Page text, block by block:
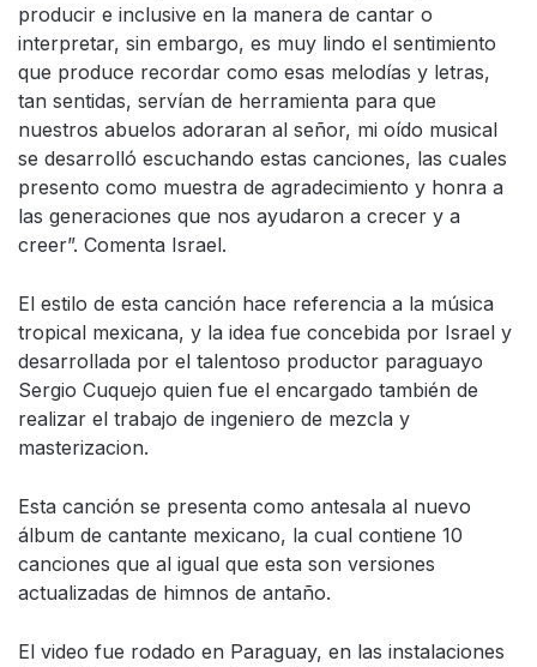
producir e inclusive en la manera de cantar o
interpretar, sin embargo, es muy lindo el sentimiento
que produce recordar como esas melodías y letras,
tan sentidas, servían de herramienta para que
nuestros abuelos adoraran al señor, mi oído musical
se desarrolló escuchando estas canciones, las cuales
presento como muestra de agradecimiento y honra a
las generaciones que nos ayudaron a crecer y a
creer”. Comenta Israel.
El estilo de esta canción hace referencia a la música
tropical mexicana, y la idea fue concebida por Israel y
desarrollada por el talentoso productor paraguayo
Sergio Cuquejo quien fue el encargado también de
realizar el trabajo de ingeniero de mezcla y
masterizacion.
Esta canción se presenta como antesala al nuevo
álbum de cantante mexicano, la cual contiene 10
canciones que al igual que esta son versiones
actualizadas de himnos de antaño.
El video fue rodado en Paraguay, en las instalaciones